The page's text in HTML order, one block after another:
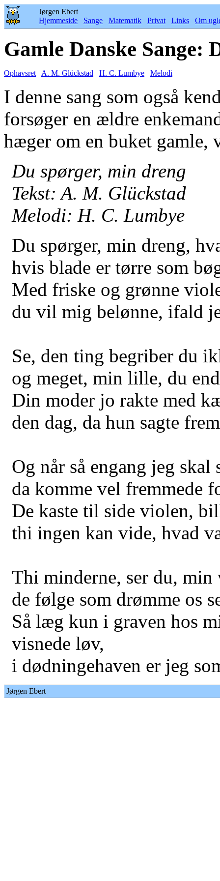
Jørgen Ebert
Hjemmeside
Sange Matematik Privat Links Om
Gamle Danske Sange:
Ophavsret A. M. Glückstad H. C. Lumbye Melodi
I denne sang som også
forsøger en ældre
hæger om en buket gamle,
Du spørger, min dreng
Tekst: A. M. Glückstad
Melodi: H. C. Lumbye
Du spørger, min dreng,
hvis blade er tørre som
Med friske og grønne
du vil mig belønne, ifald
Se, den ting begriber du
og meget, min lille, du
Din moder jo rakte med
den dag, da hun sagte
Og når så engang jeg skal
da komme vel fremmede
De kaste til side violen,
thi ingen kan vide, hvad
Thi minderne, ser du, min
de følge som drømme os
Så læg kun i graven hos
visnede løv,
i dødningehaven er jeg
Jørgen Ebert